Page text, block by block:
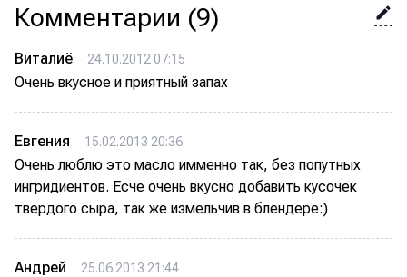
Комментарии (9)
Виталиё 24.10.2012 07:15
Очень вкусное и приятный запах
Евгения 15.02.2013 20:36
Очень люблю это масло имменно так, без попутных
ингридиентов. Есче очень вкусно добавить кусочек
твердого сыра, так же измельчив в блендере:)
Андрей 25.06.2013 21:44